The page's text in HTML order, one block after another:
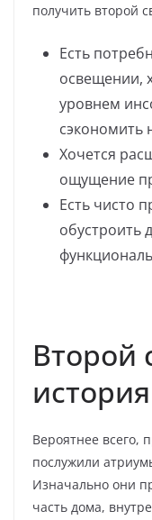
получить второй
Есть
освещении,
уровнем
сэкономить
Хочется
ощущение
Есть чисто
обустроить
Второй
Вероятнее всего,
послужили
Изначально они
часть дома,